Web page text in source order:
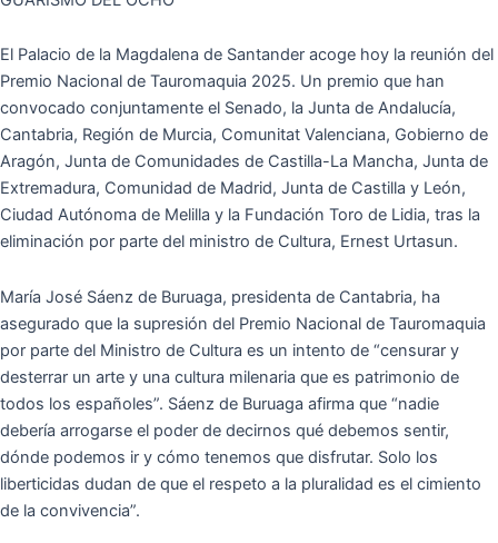
El Palacio de la Magdalena de Santander acoge hoy la reunión del
Premio Nacional de Tauromaquia 2025. Un premio que han
convocado conjuntamente el Senado, la Junta de Andalucía,
Cantabria, Región de Murcia, Comunitat Valenciana, Gobierno de
Aragón, Junta de Comunidades de Castilla-La Mancha, Junta de
Extremadura, Comunidad de Madrid, Junta de Castilla y León,
Ciudad Autónoma de Melilla y la Fundación Toro de Lidia, tras la
eliminación por parte del ministro de Cultura, Ernest Urtasun.
María José Sáenz de Buruaga, presidenta de Cantabria, ha
asegurado que la supresión del Premio Nacional de Tauromaquia
por parte del Ministro de Cultura es un intento de “censurar y
desterrar un arte y una cultura milenaria que es patrimonio de
todos los españoles”. Sáenz de Buruaga afirma que “nadie
debería arrogarse el poder de decirnos qué debemos sentir,
dónde podemos ir y cómo tenemos que disfrutar. Solo los
liberticidas dudan de que el respeto a la pluralidad es el cimiento
de la convivencia”.